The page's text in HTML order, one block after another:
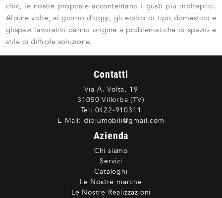
chic, le nostre proposte accontentano i gusti più molteplici.
Alcune volte, al giorno d'oggi, gli edifici di tipo domestico e
glispazi lavorativi danno origine a problematiche di spazio e
stile di difficile soluzione.
Contatti
Via A. Volta, 19
31050 Villorba (TV)
Tel: 0422-910311
E-Mail: dipiumobili@gmail.com
Azienda
Chi siamo
Servizi
Cataloghi
Le Nostre marche
Le Nostre Realizzazioni